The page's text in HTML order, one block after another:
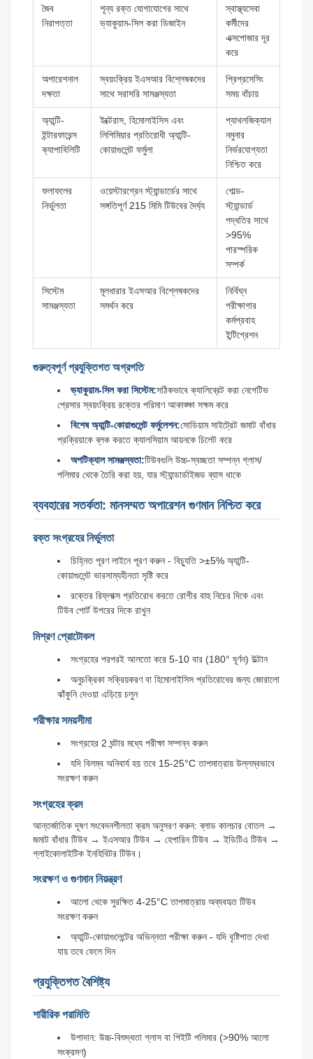
জৈব
নিরাপত্তা
শূন্য রক্ত ​​যোগাযোগের সাথে
ভ্যাকুয়াম-সিল করা ডিজাইন
স্বাস্থ্যসেবা
কর্মীদের
এক্সপোজার দূর
করে
অপারেশনাল
দক্ষতা
স্বয়ংক্রিয় ইএসআর বিশ্লেষকদের
সাথে সরাসরি সামঞ্জস্যতা
প্রিপ্রসেসিং
সময় বাঁচায়
অ্যান্টি-
ইন্টারফারেন্স
ক্যাপাবিলিটি
ইক্টেরাস, হিমোলাইসিস এবং
লিপিমিয়ার প্রতিরোধী অ্যান্টি-
কোয়াগুলেন্ট ফর্মুলা
প্যাথলজিক্যাল
নমুনার
নির্ভরযোগ্যতা
নিশ্চিত করে
ফলাফলের
নির্ভুলতা
ওয়েস্টারগ্রেন স্ট্যান্ডার্ডের সাথে
সঙ্গতিপূর্ণ 215 মিমি টিউবের দৈর্ঘ্য
গোল্ড-
স্ট্যান্ডার্ড
পদ্ধতির সাথে
>95%
পারস্পরিক
সম্পর্ক
সিস্টেম
সামঞ্জস্যতা
মূলধারার ইএসআর বিশ্লেষকদের
সমর্থন করে
নির্বিঘ্ন
পরীক্ষাগার
কর্মপ্রবাহ
ইন্টিগ্রেশন
গুরুত্বপূর্ণ প্রযুক্তিগত অগ্রগতি
ভ্যাকুয়াম-সিল করা সিস্টেম:সঠিকভাবে ক্যালিব্রেট করা নেগেটিভ
প্রেসার স্বয়ংক্রিয় রক্তের পরিমাণ আকাঙ্ক্ষা সক্ষম করে
বিশেষ অ্যান্টি-কোয়াগুলেন্ট ফর্মুলেশন:সোডিয়াম সাইট্রেট জমাট বাঁধার
প্রক্রিয়াকে ব্লক করতে ক্যালসিয়াম আয়নকে চিলেট করে
অপটিক্যাল সামঞ্জস্যতা:টিউবগুলি উচ্চ-স্বচ্ছতা সম্পন্ন গ্লাস/
পলিমার থেকে তৈরি করা হয়, যার স্ট্যান্ডার্ডাইজড ব্যাস থাকে
ব্যবহারের সতর্কতা: মানসম্মত অপারেশন গুণমান নিশ্চিত করে
রক্ত সংগ্রহের নির্ভুলতা
চিহ্নিত পূরণ লাইনে পূরণ করুন - বিচ্যুতি >±5% অ্যান্টি-
কোয়াগুলেন্ট ভারসাম্যহীনতা সৃষ্টি করে
রক্তের রিফ্লাক্স প্রতিরোধ করতে রোগীর বাহু নিচের দিকে এবং
টিউব পোর্ট উপরের দিকে রাখুন
মিশ্রণ প্রোটোকল
সংগ্রহের পরপরই আলতো করে 5-10 বার (180° ঘূর্ণন) উল্টান
অনুচক্রিকা সক্রিয়করণ বা হিমোলাইসিস প্রতিরোধের জন্য জোরালো
ঝাঁকুনি দেওয়া এড়িয়ে চলুন
পরীক্ষার সময়সীমা
সংগ্রহের 2 ঘন্টার মধ্যে পরীক্ষা সম্পন্ন করুন
যদি বিলম্ব অনিবার্য হয় তবে 15-25°C তাপমাত্রায় উল্লম্বভাবে
সংরক্ষণ করুন
সংগ্রহের ক্রম
আন্তর্জাতিক দূষণ সংবেদনশীলতা ক্রম অনুসরণ করুন: ব্লাড কালচার বোতল →
জমাট বাঁধার টিউব → ইএসআর টিউব → হেপারিন টিউব → ইডিটিএ টিউব →
গ্লাইকোলাইটিক ইনহিবিটর টিউব।
সংরক্ষণ ও গুণমান নিয়ন্ত্রণ
আলো থেকে সুরক্ষিত 4-25°C তাপমাত্রায় অব্যবহৃত টিউব
সংরক্ষণ করুন
অ্যান্টি-কোয়াগুলেন্টের অভিন্নতা পরীক্ষা করুন - যদি বৃষ্টিপাত দেখা
যায় তবে ফেলে দিন
প্রযুক্তিগত বৈশিষ্ট্য
শারীরিক পরামিতি
উপাদান: উচ্চ-বিশুদ্ধতা গ্লাস বা পিইটি পলিমার (>90% আলো
সংক্রমণ)